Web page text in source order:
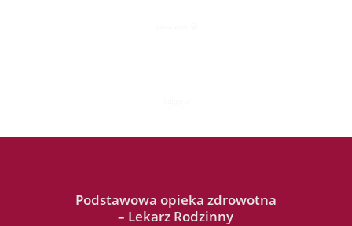
Podstawowa opieka zdrowotna
– Lekarz Rodzinny